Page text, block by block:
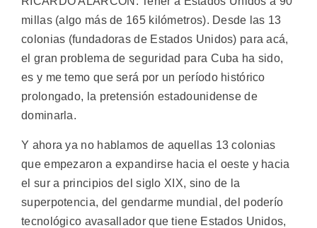
millas (algo más de 165 kilómetros). Desde las 13
colonias (fundadoras de Estados Unidos) para acá,
el gran problema de seguridad para Cuba ha sido,
es y me temo que será por un período histórico
prolongado, la pretensión estadounidense de
dominarla.
Y ahora ya no hablamos de aquellas 13 colonias
que empezaron a expandirse hacia el oeste y hacia
el sur a principios del siglo XIX, sino de la
superpotencia, del gendarme mundial, del poderío
tecnológico avasallador que tiene Estados Unidos,